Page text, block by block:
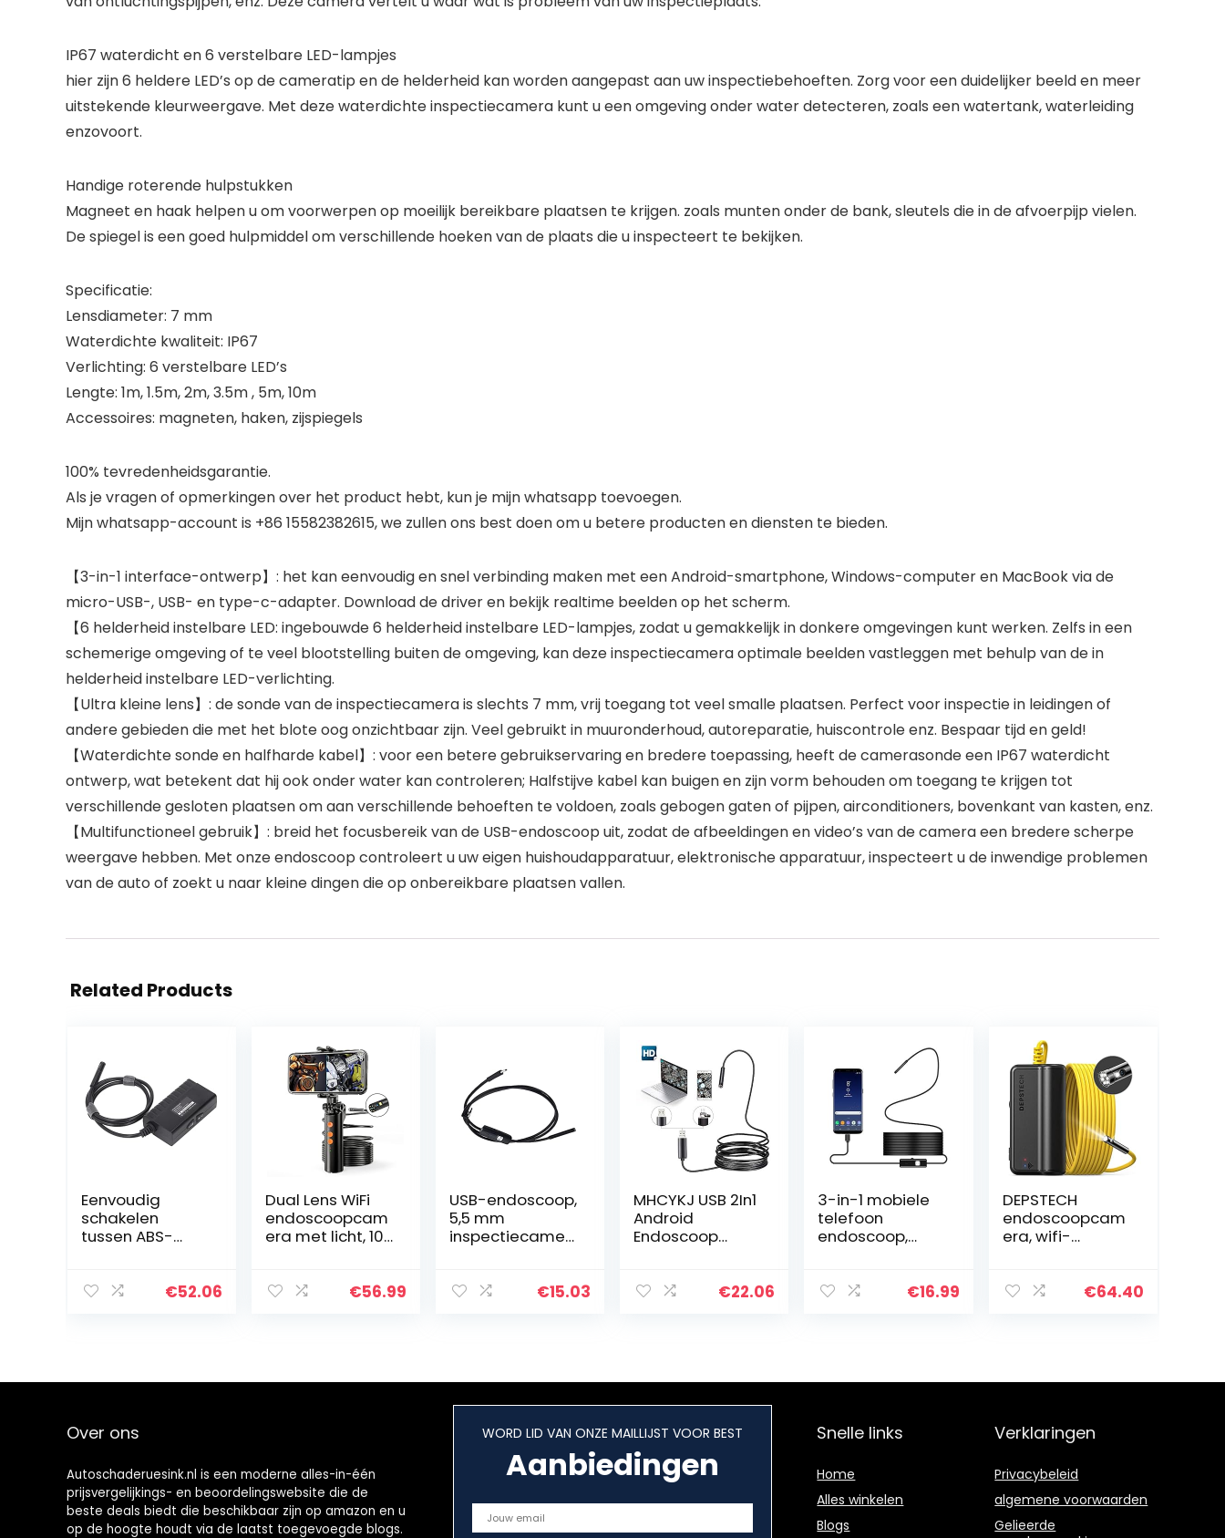
IP67 waterdicht en 6 verstelbare LED-lampjes
hier zijn 6 heldere LED’s op de cameratip en de helderheid kan worden aangepast aan uw inspectiebehoeften. Zorg voor een duidelijker beeld en meer
uitstekende kleurweergave. Met deze waterdichte inspectiecamera kunt u een omgeving onder water detecteren, zoals een watertank, waterleiding
enzovoort.
Handige roterende hulpstukken
Magneet en haak helpen u om voorwerpen op moeilijk bereikbare plaatsen te krijgen. zoals munten onder de bank, sleutels die in de afvoerpijp vielen.
De spiegel is een goed hulpmiddel om verschillende hoeken van de plaats die u inspecteert te bekijken.
Specificatie:
Lensdiameter: 7 mm
Waterdichte kwaliteit: IP67
Verlichting: 6 verstelbare LED’s
Lengte: 1m, 1.5m, 2m, 3.5m , 5m, 10m
Accessoires: magneten, haken, zijspiegels
100% tevredenheidsgarantie.
Als je vragen of opmerkingen over het product hebt, kun je mijn whatsapp toevoegen.
Mijn whatsapp-account is +86 15582382615, we zullen ons best doen om u betere producten en diensten te bieden.
【3-in-1 interface-ontwerp】: het kan eenvoudig en snel verbinding maken met een Android-smartphone, Windows-computer en MacBook via de
micro-USB-, USB- en type-c-adapter. Download de driver en bekijk realtime beelden op het scherm.
【6 helderheid instelbare LED: ingebouwde 6 helderheid instelbare LED-lampjes, zodat u gemakkelijk in donkere omgevingen kunt werken. Zelfs in een
schemerige omgeving of te veel blootstelling buiten de omgeving, kan deze inspectiecamera optimale beelden vastleggen met behulp van de in
helderheid instelbare LED-verlichting.
【Ultra kleine lens】: de sonde van de inspectiecamera is slechts 7 mm, vrij toegang tot veel smalle plaatsen. Perfect voor inspectie in leidingen of
andere gebieden die met het blote oog onzichtbaar zijn. Veel gebruikt in muuronderhoud, autoreparatie, huiscontrole enz. Bespaar tijd en geld!
【Waterdichte sonde en halfharde kabel】: voor een betere gebruikservaring en bredere toepassing, heeft de camerasonde een IP67 waterdicht
ontwerp, wat betekent dat hij ook onder water kan controleren; Halfstijve kabel kan buigen en zijn vorm behouden om toegang te krijgen tot
verschillende gesloten plaatsen om aan verschillende behoeften te voldoen, zoals gebogen gaten of pijpen, airconditioners, bovenkant van kasten, enz.
【Multifunctioneel gebruik】: breid het focusbereik van de USB-endoscoop uit, zodat de afbeeldingen en video’s van de camera een bredere scherpe
weergave hebben. Met onze endoscoop controleert u uw eigen huishoudapparatuur, elektronische apparatuur, inspecteert u de inwendige problemen
van de auto of zoekt u naar kleine dingen die op onbereikbare plaatsen vallen.
Related Products
Eenvoudig
schakelen
tussen ABS-
diameter van 8
€52.06
Dual Lens WiFi
endoscoopcam
era met licht, 10
endoscoop€56.99
USB-endoscoop,
5,5 mm
inspectiecamer
ft))
€15.03
MHCYKJ USB 2In1
Android
Endoscoop
Waterdichte
€22.06
3-in-1 mobiele
telefoon
endoscoop,
slang/kabel en
€16.99
DEPSTECH
endoscoopcam
era, wifi-
megapixel,€64.40
Over ons
Autoschaderuesink.nl is een moderne alles-in-één
prijsvergelijkings- en beoordelingswebsite die de
beste deals biedt die beschikbaar zijn op amazon en u
op de hoogte houdt via de laatst toegevoegde blogs.
WORD LID VAN ONZE MAILLIJST VOOR BEST
Aanbiedingen
Snelle links
Home
Alles winkelen
Blogs
Verklaringen
Privacybeleid
algemene voorwaarden
Gelieerde